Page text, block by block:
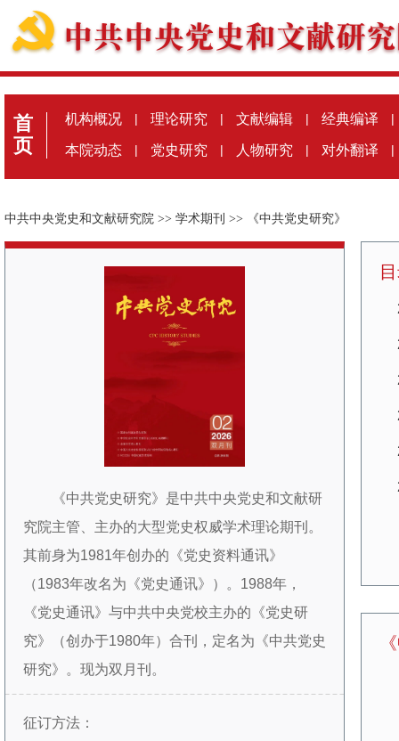
首
页
机构概况 | 理论研究 | 文献编辑 | 经典编译 |
本院动态 | 党史研究 | 人物研究 | 对外翻译 |
中共中央党史和文献研究院 >> 学术期刊 >> 《中共党史研究》
《中共党史研究》是中共中央党史和文献研
究院主管、主办的大型党史权威学术理论期刊。
其前身为1981年创办的《党史资料通讯》
（1983年改名为《党史通讯》）。1988年，
《党史通讯》与中共中央党校主办的《党史研
究》（创办于1980年）合刊，定名为《中共党史
研究》。现为双月刊。
创刊30余年来，本刊始终坚持正确的政治方
向和学术导向，始终坚持以学术为本，通过组织
征订方法：